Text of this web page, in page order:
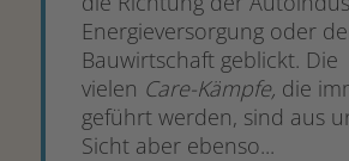
Energieversorgung oder
Bauwirtschaft geblickt. Die
vielen Care-Kämpfe, die
geführt werden, sind aus
Sicht aber ebenso...